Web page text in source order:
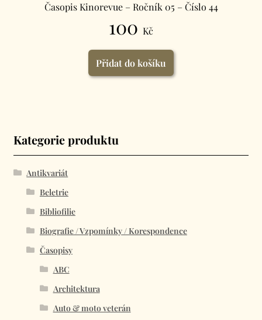
Časopis Kinorevue – Ročník 05 – Číslo 44
100 Kč
Přidat do košíku
Kategorie produktu
Antikvariát
Beletrie
Bibliofilie
Biografie / Vzpomínky / Korespondence
Časopisy
ABC
Architektura
Auto & moto veterán